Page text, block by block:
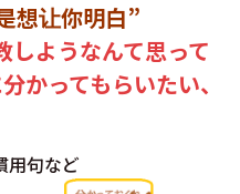
想让你明白”
ようなんて思って
かってもらいたい、
用句など